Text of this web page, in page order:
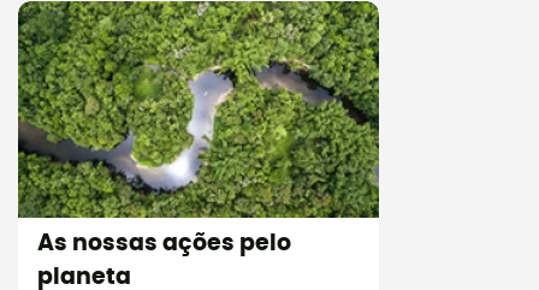
As nossas ações pelo
planeta